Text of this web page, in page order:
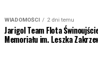
WIADOMOŚCI 2 dni temu
Jarigol Team Flota
Memoriału im. Leszka